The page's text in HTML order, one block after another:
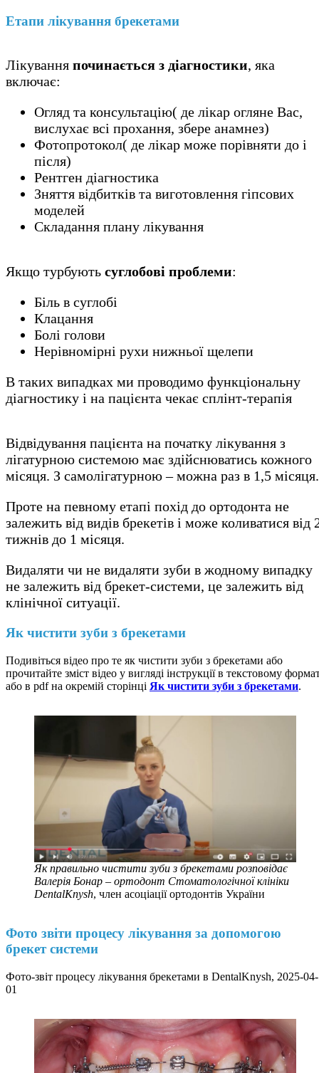
Етапи лікування брекетами
Лікування починається з діагностики, яка
включає:
Огляд та консультацію( де лікар огляне Вас,
вислухає всі прохання, збере анамнез)
Фотопротокол( де лікар може порівняти до і
після)
Рентген діагностика
Зняття відбитків та виготовлення гіпсових
моделей
Складання плану лікування
Якщо турбують суглобові проблеми:
Біль в суглобі
Клацання
Болі голови
Нерівномірні рухи нижньої щелепи
В таких випадках ми проводимо функціональну
діагностику і на пацієнта чекає сплінт-терапія
Відвідування пацієнта на початку лікування з
лігатурною системою має здійснюватись кожного
місяця. З самолігатурною – можна раз в 1,5 місяця.
Проте на певному етапі похід до ортодонта не
залежить від видів брекетів і може коливатися від
тижнів до 1 місяця.
Видаляти чи не видаляти зуби в жодному випадку
не залежить від брекет-системи, це залежить від
клінічної ситуації.
Як чистити зуби з брекетами
Подивіться відео про те як чистити зуби з брекетами або
прочитайте зміст відео у вигляді інструкції в текстовому
або в pdf на окремій сторінці Як чистити зуби з брекетами.
Як правильно чистити зуби з брекетами розповідає
Валерія Бонар – ортодонт Стоматологічної клініки
DentalKnysh, член асоціації ортодонтів України
Фото звіти процесу лікування за допомогою
брекет системи
Фото-звіт процесу лікування брекетами в DentalKnysh, 2025-04-
01